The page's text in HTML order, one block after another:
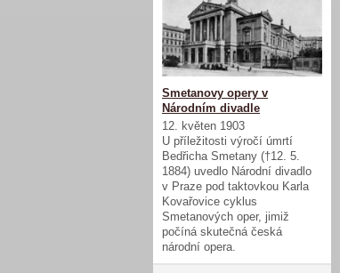
Smetanovy opery v
Národním divadle
12. květen 1903
U příležitosti výročí úmrtí
Bedřicha Smetany (†12. 5.
1884) uvedlo Národní divadlo
v Praze pod taktovkou Karla
Kovařovice cyklus
Smetanových oper, jimiž
počíná skutečná česká
národní opera.